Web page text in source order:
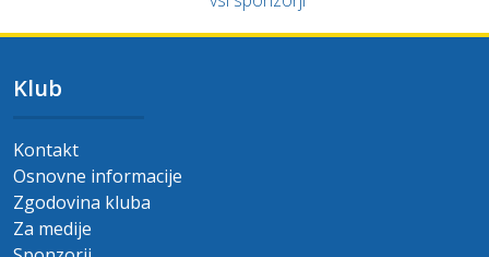
Klub
Kontakt
Osnovne informacije
Zgodovina kluba
Za medije